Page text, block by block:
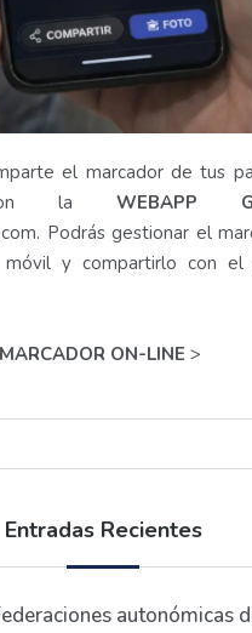
el marcador de tus
con la WEBAPP
. Podrás gestionar el
y compartirlo con el
ON-LINE >
Entradas Recientes
autonómicas